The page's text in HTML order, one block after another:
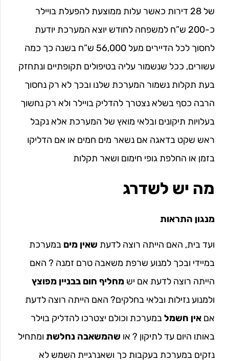
של 28 דירות כאשר עלות ממוצעת להפעלת בויילר
כ-200 ש”ח למשפחה לחודש יוצא המערכת יודעת
לחסוך לכל הדיירים מעל 56,000 ש”ח בשנה כך כמה
עשורים, ככל שנשמור עליה בטיפולים תקופתיים ונתחזק
בעת תקלות נשמור המערכת שלנו ובכך לא רק נחסוך
הרבה כסף בשלא נצטרך להדליק בויילר ולא רק נחשוך
בעלויות תיקונים ובלאי מואץ של המערכת אלא נקבל
ראש שקט בדאגה אם נשאר מים חמים או אם הדליקו
בזמן או החלפת גופי חימום ושאר תקלות
מה יש לשדרג
מנגון התראות
ועד בית, האם הייתה רוצה לדעת שאין מים במערכת
במיידי ובכך למנוע שרפת משאבה טרם זמנה ? האם
הייתה רוצה לדעת אם יש מחליף חום בבניין מפוצץ
ולמנוע נזילות ובלאי בחלקים? האם הייתה רוצה לדעת
אם אין חשמלבמערכת וכולם יצטרכו להדליק בוילר
באותו היום עד לתיקון ? או שהמשאבה נחלשת ומתחיל
נזקים במערכת בעקבות כך ושאנרגיית השמש לא